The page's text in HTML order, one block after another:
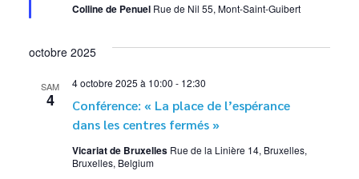
Colline de Penuel Rue de Nil 55, Mont-Saint-Guibert
octobre 2025
SAM
4
Conférence: « La place de l’espérance
dans les centres fermés »
4 octobre 2025 à 10:00 - 12:30
Vicariat de Bruxelles Rue de la Linière 14, Bruxelles,
Bruxelles, Belgium